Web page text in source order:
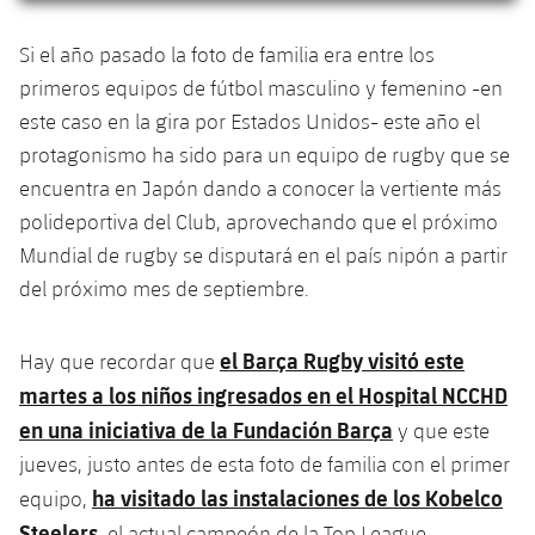
Servicios Médicos
Accesibilidad
Instalaciones
SUB8 B
Historia
Palmarés
Infantil B
Entradas
Resultados
Clasificaciones
Jugadors
Fotos
Historia
Calendario
Resultados
Clasificaciones
plusicon
más
Actualidad
Juvenil
Cadete
Alevín
Campus Verano
PLUSICON
MÁS
Primer equipo
plusicon
más
Actualidad
Entradas
Resultados
Clasificaciones
Barça Atlètic
plusicon
más
Calendario
Resultados
Jugadores
Actualidad
Barça C
Junior
Campus Verano
PLUSICON
MÁS
Información general
Si el año pasado la foto de familia era entre los
primeros equipos de fútbol masculino y femenino -en
este caso en la gira por Estados Unidos- este año el
protagonismo ha sido para un equipo de rugby que se
encuentra en Japón dando a conocer la vertiente más
polideportiva del Club, aprovechando que el próximo
Mundial de rugby se disputará en el país nipón a partir
del próximo mes de septiembre.
Hay que recordar que el Barça Rugby visitó este
martes a los niños ingresados ​​en el Hospital NCCHD
en una iniciativa de la Fundación Barça y que este
jueves, justo antes de esta foto de familia con el primer
equipo, ha visitado las instalaciones de los Kobelco